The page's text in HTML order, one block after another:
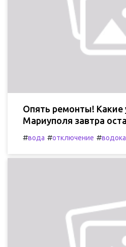
Опять ремонты! Какие
Мариуполя завтра
#вода #отключение #